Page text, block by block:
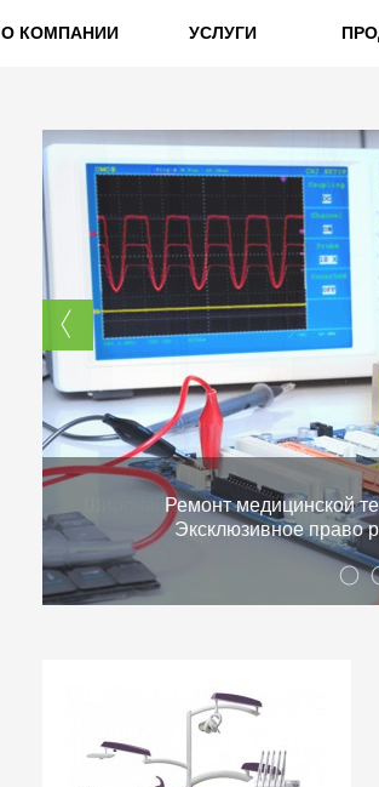
О КОМПАНИИ УСЛУГИ
Ремонт медицинской
Эксклюзивное право